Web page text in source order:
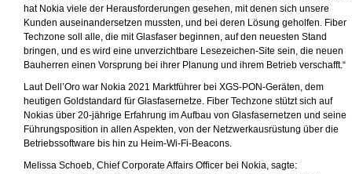
hat Nokia viele der Herausforderungen gesehen, mit denen sich unsere
Kunden auseinandersetzen mussten, und bei deren Lösung geholfen. Fiber
Techzone soll alle, die mit Glasfaser beginnen, auf den neuesten Stand
bringen, und es wird eine unverzichtbare Lesezeichen-Site sein, die neuen
Bauherren einen Vorsprung bei ihrer Planung und ihrem Betrieb verschafft.“
Laut Dell’Oro war Nokia 2021 Marktführer bei XGS-PON-Geräten, dem
heutigen Goldstandard für Glasfasernetze. Fiber Techzone stützt sich auf
Nokias über 20-jährige Erfahrung im Aufbau von Glasfasernetzen und seine
Führungsposition in allen Aspekten, von der Netzwerkausrüstung über die
Betriebssoftware bis hin zu Heim-Wi-Fi-Beacons.
Melissa Schoeb, Chief Corporate Affairs Officer bei Nokia, sagte: